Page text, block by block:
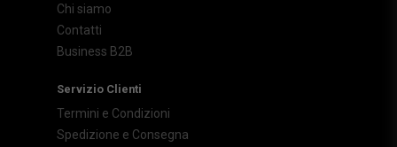
Chi siamo
Contatti
Business B2B
Servizio Clienti
Termini e Condizioni
Spedizione e Consegna